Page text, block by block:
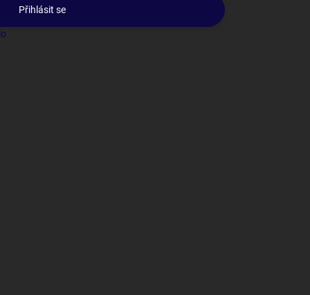
Přihlásit se